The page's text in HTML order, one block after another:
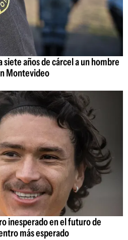
años de cárcel a un hombre
Montevideo
inesperado en el futuro de
más esperado